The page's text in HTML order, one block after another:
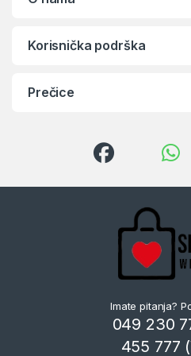
Korisnička podrška
Prečice
Imate pitanja?
049 230
455 777